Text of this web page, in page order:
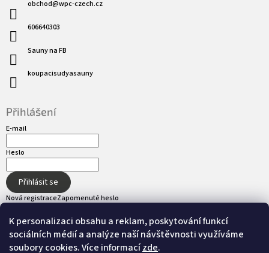
K personalizaci obsahu a reklam, poskytování funkcí
sociálních médií a analýze naší návštěvnosti využíváme
soubory cookies. Více informacízde.
obchod@wpc-czech.cz
606640303
Sauny na FB
koupacisudyasauny
Přihlášení
E-mail
Heslo
Přihlásit se
Nová registraceZapomenuté heslo
Přijímáme online platby